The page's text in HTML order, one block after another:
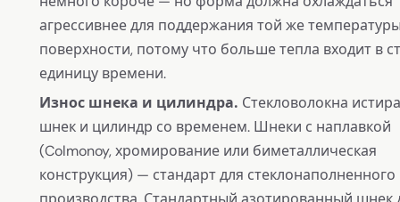
агрессивнее для поддержания той же
поверхности, потому что больше тепла входит в
единицу времени.
Износ шнека и цилиндра. Стекловолокна
шнек и цилиндр со временем. Шнеки с наплавкой
(Colmonoy, хромирование или биметаллическая
конструкция) — стандарт для стеклонаполненного